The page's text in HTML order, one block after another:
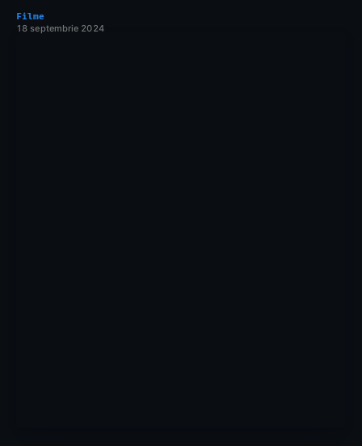
Filme
18 septembrie 2024